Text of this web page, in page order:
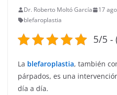
Dr. Roberto Moltó García 17
blefaroplastia
5/5 -
La blefaroplastia, también
párpados, es una
día a día.